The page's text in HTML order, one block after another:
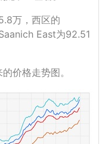
万，西区的
East为92.51
价格走势图。